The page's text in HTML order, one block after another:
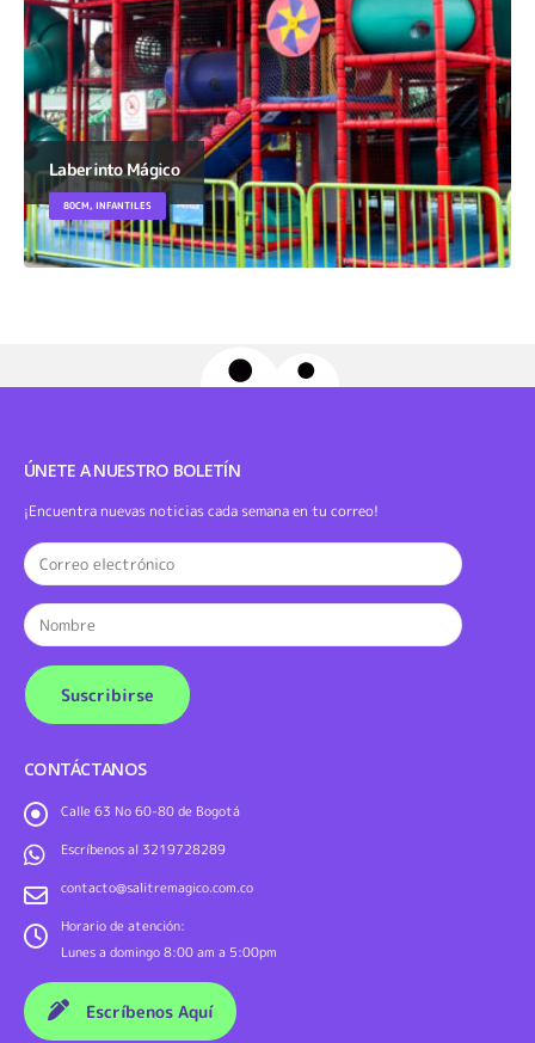
Laberinto Mágico
80CM, INFANTILES
ÚNETE A NUESTRO BOLETÍN
¡Encuentra nuevas noticias cada semana en tu correo!
CONTÁCTANOS
Calle 63 No 60-80 de Bogotá
Escríbenos al 3219728289
contacto@salitremagico.com.co
Horario de atención:
Lunes a domingo 8:00 am a 5:00pm
Escríbenos Aquí